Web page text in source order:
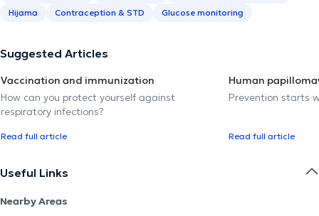
Hijama
Contraception & STD Glucose monitoring
Suggested Articles
Vaccination and immunization
How can you protect yourself against
respiratory infections?
Read full article
Human
Prevention starts
Read full article
Useful Links
Nearby Areas